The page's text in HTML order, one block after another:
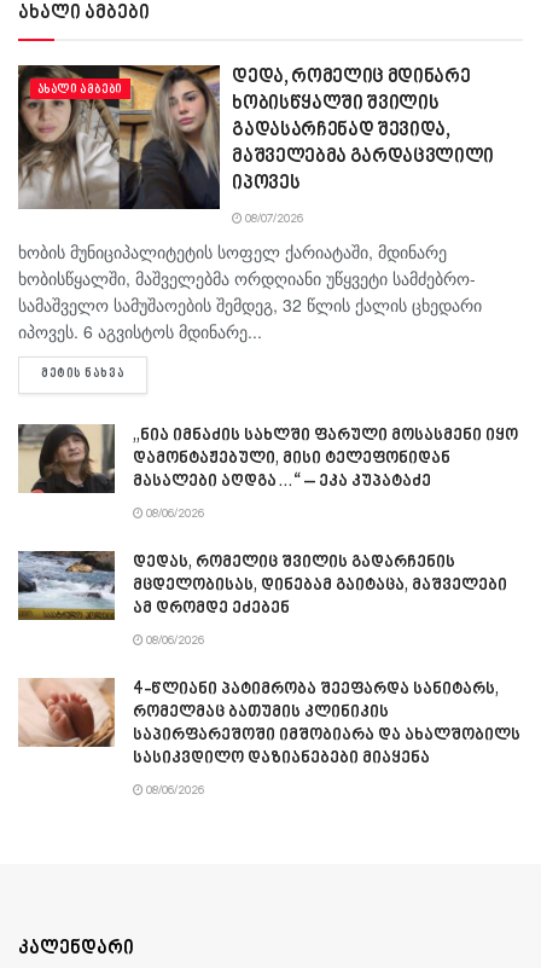
ახალი ამბები
ᲐᲮᲐᲚᲘ ᲐᲛᲑᲔᲑᲘ
დედა, რომელიც მდინარე
ხობისწყალში შვილის
გადასარჩენად შევიდა,
მაშველებმა გარდაცვლილი
იპოვეს
08/07/2026
ხობის მუნიციპალიტეტის სოფელ ქარიატაში, მდინარე
ხობისწყალში, მაშველებმა ორდღიანი უწყვეტი სამძებრო-
სამაშველო სამუშაოების შემდეგ, 32 წლის ქალის ცხედარი
იპოვეს. 6 აგვისტოს მდინარე...
ᲛᲔᲢᲘᲡ ᲜᲐᲮᲕᲐ
„ნია იმნაძის სახლში ფარული მოსასმენი იყო
დამონტაჟებული, მისი ტელეფონიდან
მასალები აღდგა…“ – ეკა კუპატაძე
08/06/2026
დედას, რომელიც შვილის გადარჩენის
მცდელობისას, დინებამ გაიტაცა, მაშველები
ამ დრომდე ეძებენ
08/06/2026
4-წლიანი პატიმრობა შეეფარდა სანიტარს,
რომელმაც ბათუმის კლინიკის
საპირფარეშოში იმშობიარა და ახალშობილს
სასიკვდილო დაზიანებები მიაყენა
08/06/2026
კალენდარი